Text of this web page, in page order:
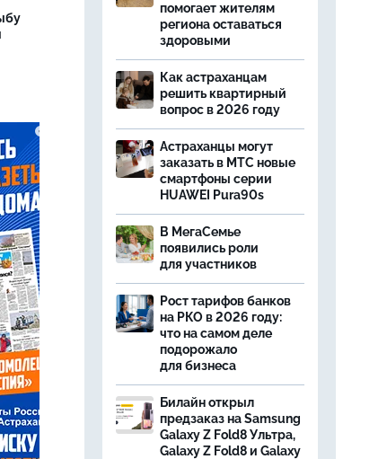
помогает жителям
региона оставаться
здоровыми
Как астраханцам
решить квартирный
вопрос в 2026 году
Астраханцы могут
заказать в МТС новые
смартфоны серии
HUAWEI Pura90s
В МегаСемье
появились роли
для участников
Рост тарифов банков
на РКО в 2026 году:
что на самом деле
подорожало
для бизнеса
Билайн открыл
предзаказ на Samsung
Galaxy Z Fold8 Ультра,
Galaxy Z Fold8 и Galaxy